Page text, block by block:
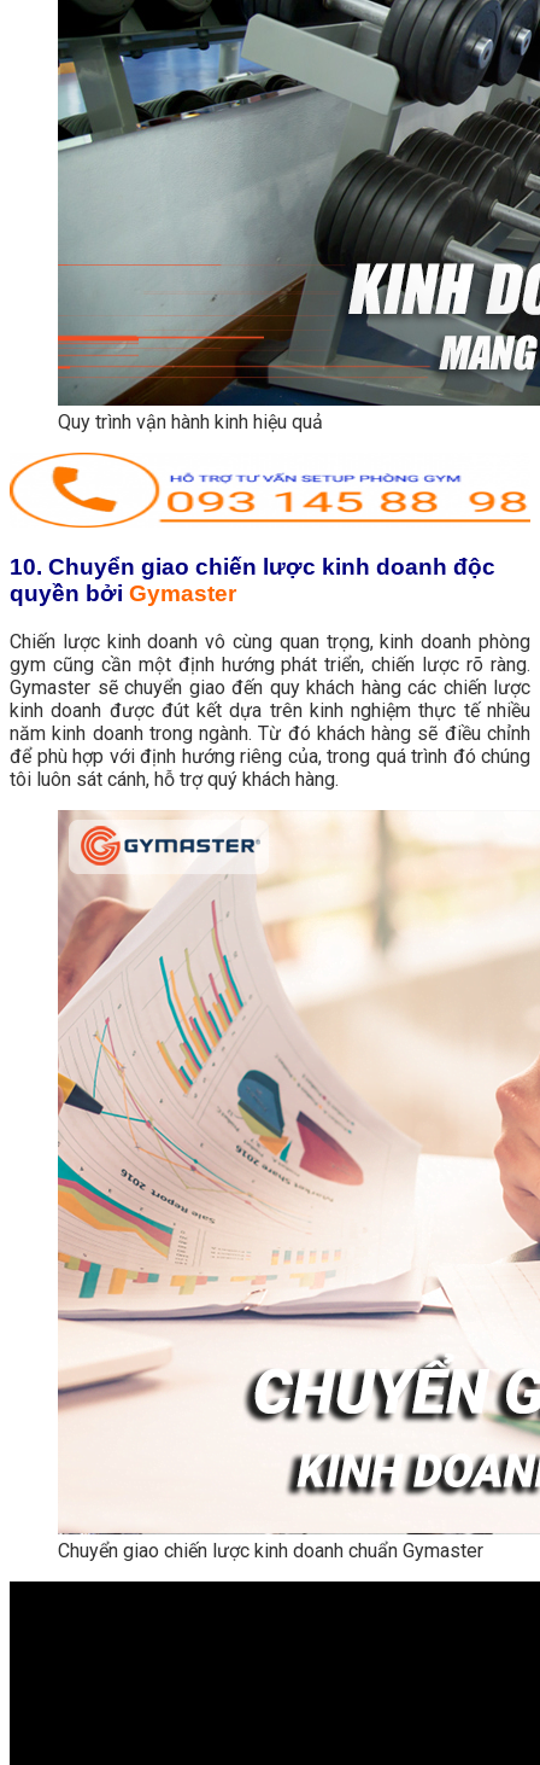
Quy trình vận hành kinh hiệu quả
10. Chuyển giao chiến lược kinh doanh độc
quyền bởi Gymaster
Chiến lược kinh doanh vô cùng quan trọng, kinh doanh phòng
gym cũng cần một định hướng phát triển, chiến lược rõ ràng.
Gymaster sẽ chuyển giao đến quy khách hàng các chiến lược
kinh doanh được đút kết dựa trên kinh nghiệm thực tế nhiều
năm kinh doanh trong ngành. Từ đó khách hàng sẽ điều chỉnh
để phù hợp với định hướng riêng của, trong quá trình đó chúng
tôi luôn sát cánh, hỗ trợ quý khách hàng.
Chuyển giao chiến lược kinh doanh chuẩn Gymaster